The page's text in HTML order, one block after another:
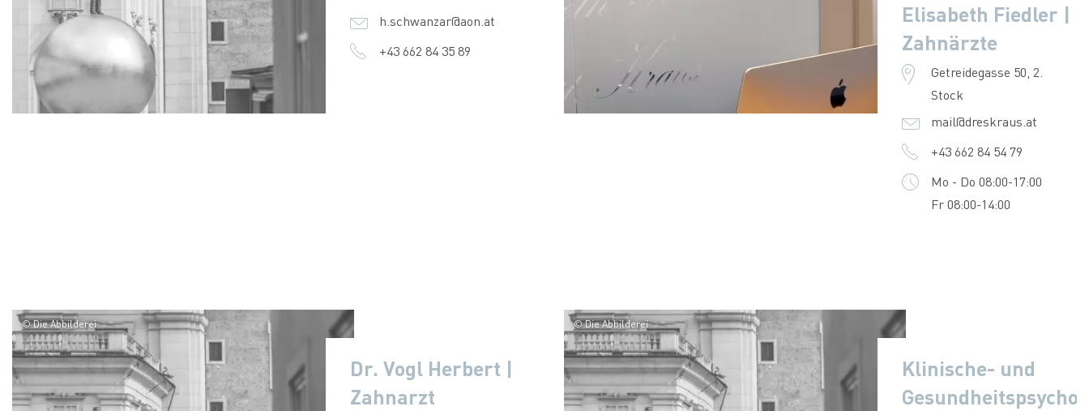
h.schwanzar@aon.at
+43 662 84 35 89
Elisabeth Fiedler |
Zahnärzte
Getreidegasse 50, 2.
Stock
mail@dreskraus.at
+43 662 84 54 79
Mo - Do 08:00-17:00
Fr 08:00-14:00
© Die Abbilderei
Dr. Vogl Herbert |
Zahnarzt
© Die Abbilderei
Klinische- und